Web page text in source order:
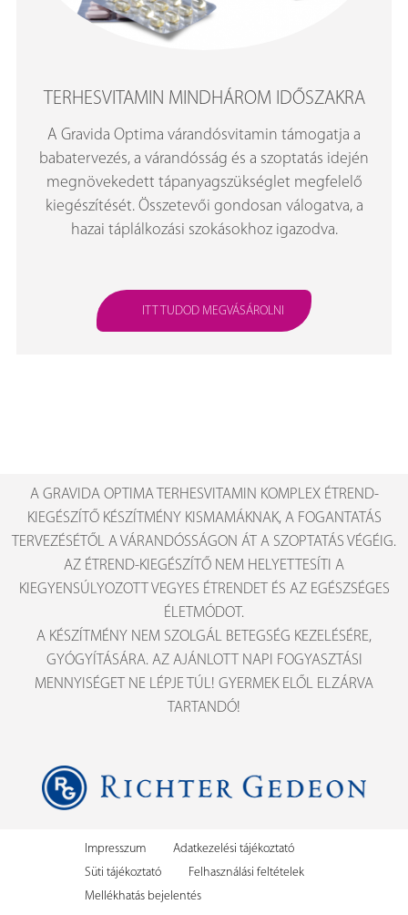
TERHESVITAMIN MINDHÁROM IDŐSZAKRA
A Gravida Optima várandósvitamin támogatja a
babatervezés, a várandósság és a szoptatás idején
megnövekedett tápanyagszükséglet megfelelő
kiegészítését. Összetevői gondosan válogatva, a
hazai táplálkozási szokásokhoz igazodva.
ITT TUDOD MEGVÁSÁROLNI
A GRAVIDA OPTIMA TERHESVITAMIN KOMPLEX ÉTREND-
KIEGÉSZÍTŐ KÉSZÍTMÉNY KISMAMÁKNAK, A FOGANTATÁS
TERVEZÉSÉTŐL A VÁRANDÓSSÁGON ÁT A SZOPTATÁS VÉGÉIG.
AZ ÉTREND-KIEGÉSZÍTŐ NEM HELYETTESÍTI A
KIEGYENSÚLYOZOTT VEGYES ÉTRENDET ÉS AZ EGÉSZSÉGES
ÉLETMÓDOT.
A KÉSZÍTMÉNY NEM SZOLGÁL BETEGSÉG KEZELÉSÉRE,
GYÓGYÍTÁSÁRA. AZ AJÁNLOTT NAPI FOGYASZTÁSI
MENNYISÉGET NE LÉPJE TÚL! GYERMEK ELŐL ELZÁRVA
TARTANDÓ!
Impresszum
Adatkezelési tájékoztató
Süti tájékoztató
Felhasználási feltételek
Mellékhatás bejelentés